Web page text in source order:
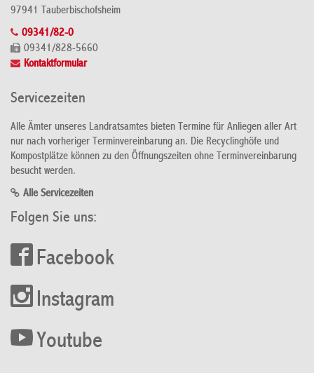
97941 Tauberbischofsheim
09341/82-0
09341/828-5660
Kontaktformular
Servicezeiten
Alle Ämter unseres Landratsamtes bieten Termine für Anliegen aller Art
nur nach vorheriger Terminvereinbarung an. Die Recyclinghöfe und
Kompostplätze können zu den Öffnungszeiten ohne Terminvereinbarung
besucht werden.
Alle Servicezeiten
Folgen Sie uns:
Facebook
Instagram
Youtube